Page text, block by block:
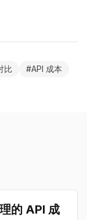
比 #API 成本
的 API 成